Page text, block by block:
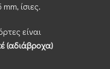
ίσιες.
είναι
(αδιάβροχα)